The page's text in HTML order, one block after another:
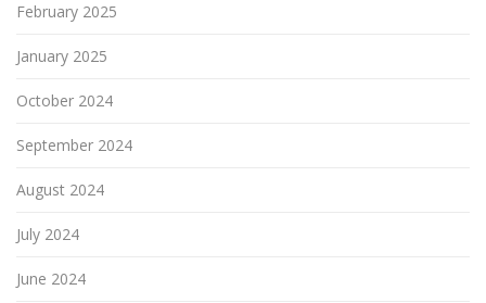
February 2025
January 2025
October 2024
September 2024
August 2024
July 2024
June 2024